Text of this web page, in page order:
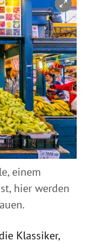
einem
hier werden
Klassiker,